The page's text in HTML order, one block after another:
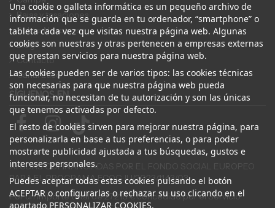
Bajas y tasaciones
Sobre Nosotros
Blog
Contacto
Canal Ético
Una cookie o galleta informática es un pequeño archivo de
información que se guarda en tu ordenador, “smartphone” o
tableta cada vez que visitas nuestra página web. Algunas
cookies son nuestras y otras pertenecen a empresas externas
que prestan servicios para nuestra página web.
Las cookies pueden ser de varios tipos: las cookies técnicas
son necesarias para que nuestra página web pueda
funcionar, no necesitan de tu autorización y son las únicas
que tenemos activadas por defecto.
El resto de cookies sirven para mejorar nuestra página, para
personalizarla en base a tus preferencias, o para poder
mostrarte publicidad ajustada a tus búsquedas, gustos e
intereses personales.
Puedes aceptar todas estas cookies pulsando el botón
ACEPTAR o configurarlas o rechazar su uso clicando en el
apartado PERSONALIZAR COOKIES.
SÍGUENOS EN
AYUDAS COFINANCIADAS POR EL FONDO SOCIAL EUROPEO
PARA EL PROGRAMA ECOGJU/2023/1143/03
Por un importe total de 27.216 € concedido por el Servicio